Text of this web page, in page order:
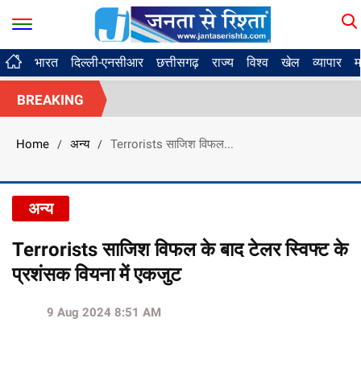
भारत दिल्ली-एनसीआर छत्तीसगढ़ राज्य विश्व खेल व्यापार
BREAKING
Home / अन्य / Terrorists साजिश विफल...
अन्य
Terrorists साजिश विफल के बाद टेलर स्विफ्ट के
प्रशंसक वियना में एकजुट
9 Aug 2024 8:51 AM